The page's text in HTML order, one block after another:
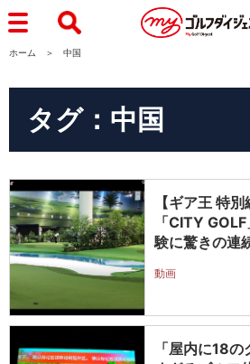
ホーム 中国
タグ：中国
【ギア王 特
「CITY
験に驚きの連
動画
「屋内に18